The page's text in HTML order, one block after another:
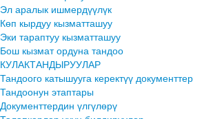
Эл аралык ишмердүүлүк
Көп кырдуу кызматташуу
Эки тараптуу кызматташуу
Бош кызмат ордуна тандоо
КУЛАКТАНДЫРУУЛАР
Тандоого катышууга керектүү документтер
Тандоонун этаптары
Документтердин үлгүлөрү